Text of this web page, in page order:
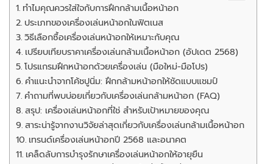
ทำไมคุณควรใส่ใจกับการฝึกกล้ามเนื้อหน้าอก
ประเภทของเครื่องเล่นหน้าอกในฟิตเนส
วิธีเลือกซื้อเครื่องเล่นหน้าอกให้เหมาะกับคุณ
เปรียบเทียบราคาเครื่องเล่นกล้ามเนื้อหน้าอก (อัปเดต 2568)
โปรแกรมฝึกหน้าอกด้วยเครื่องเล่น (มือใหม่-มือโปร)
คำแนะนำจากโค้ชปูนิ่ม: ฝึกกล้ามหน้าอกให้ชัดแบบแชมป์
คำถามที่พบบ่อยเกี่ยวกับเครื่องเล่นกล้ามหน้าอก (FAQ)
สรุป: เครื่องเล่นหน้าอกที่ใช่ สำหรับเป้าหมายของคุณ
สาระน่ารู้จากงานวิจัยล่าสุดเกี่ยวกับเครื่องเล่นกล้ามเนื้อหน้าอก
เทรนด์เครื่องเล่นหน้าอกปี 2568 และอนาคต
เคล็ดลับการบำรุงรักษาเครื่องเล่นหน้าอกให้อายุยืน